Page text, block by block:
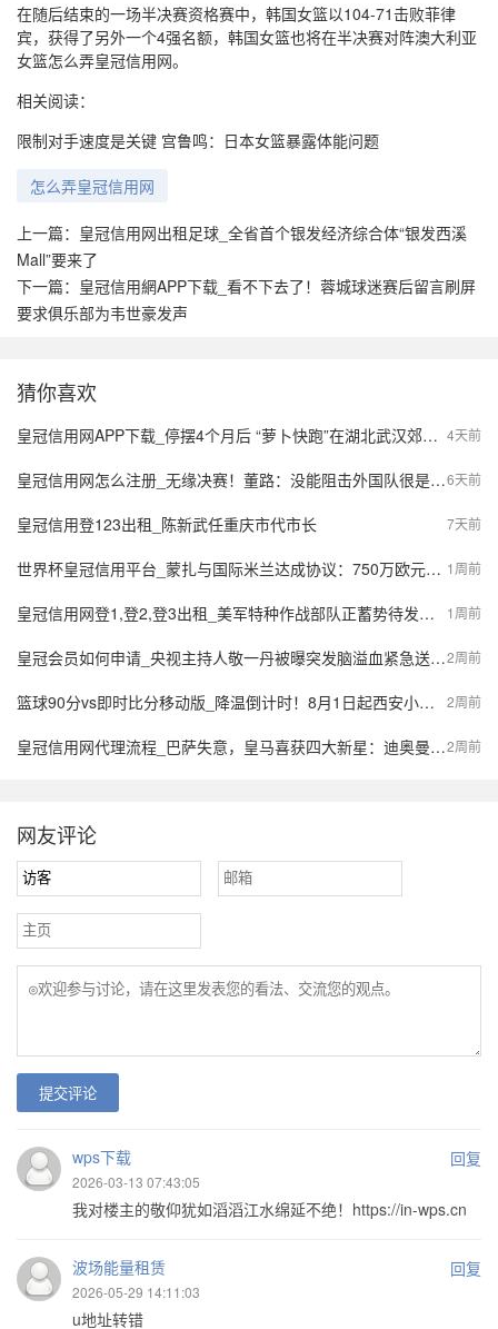
在随后结束的一场半决赛资格赛中，韩国女篮以104-71击败菲律
宾，获得了另外一个4强名额，韩国女篮也将在半决赛对阵澳大利亚
女篮怎么弄皇冠信用网。
相关阅读：
限制对手速度是关键 宫鲁鸣：日本女篮暴露体能问题
怎么弄皇冠信用网
上一篇： 皇冠信用网出租足球_全省首个银发经济综合体“银发西溪
Mall”要来了
下一篇： 皇冠信用網APP下载_看不下去了！蓉城球迷赛后留言刷屏
要求俱乐部为韦世豪发声
猜你喜欢
4天前
皇冠信用网APP下载_停摆4个月后 “萝卜快跑”在湖北武汉郊区重新接单，多名本地用户发帖称重新叫到车
6天前
皇冠信用网怎么注册_无缘决赛！董路：没能阻击外国队很是自责，孩子们尽力了责任在我
7天前
皇冠信用登123出租_陈新武任重庆市代市长
1周前
世界杯皇冠信用平台_蒙扎与国际米兰达成协议：750万欧元签下阿金桑米罗，10%二转分成成亮点
1周前
皇冠信用网登1,登2,登3出租_美军特种作战部队正蓄势待发，派数千美军入境伊朗，强行夺取9吨铀浓缩？
2周前
皇冠会员如何申请_央视主持人敬一丹被曝突发脑溢血紧急送医，最新公众号置顶评论回应：不信谣，不传谣
2周前
篮球90分vs即时比分移动版_降温倒计时！8月1日起西安小到中雨，陕西局地大到暴雨，气象预报→
2周前
皇冠信用网代理流程_巴萨失意，皇马喜获四大新星：迪奥曼德、B席、库库雷利亚与邓弗里斯的转会内幕
网友评论
提交评论
wps下载 回复
2026-03-13 07:43:05
我对楼主的敬仰犹如滔滔江水绵延不绝！https://in-wps.cn
波场能量租赁 回复
2026-05-29 14:11:03
u地址转错